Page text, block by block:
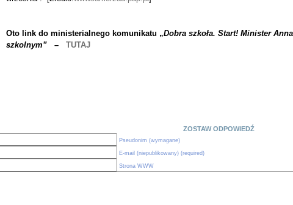
Oto link do ministerialnego komunikatu „Dobra szkoła. Start! Minister
szkolnym”– TUTAJ
ZOSTAW ODPOWIEDŹ
Pseudonim (wymagane)
E-mail (niepublikowany) (required)
Strona WWW